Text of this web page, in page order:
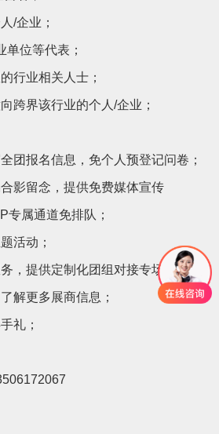
/企业；
位等代表；
行业相关人士；
跨界该行业的个人 /企业；
团报名信息，免个人预登记问卷；
影留念，提供免费媒体宣传
专属通道免排队；
活动；
，提供定制化团组对接专场；
解更多展商信息；
礼；